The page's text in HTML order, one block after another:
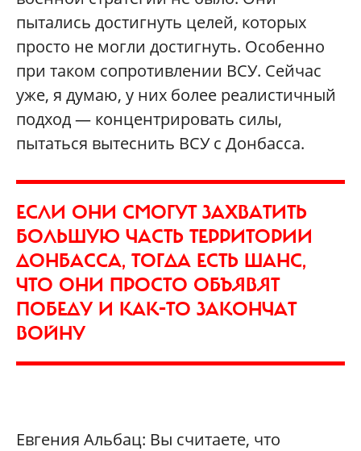
пытались достигнуть целей, которых
просто не могли достигнуть. Особенно
при таком сопротивлении ВСУ. Сейчас
уже, я думаю, у них более реалистичный
подход — концентрировать силы,
пытаться вытеснить ВСУ с Донбасса.
ЕСЛИ ОНИ СМОГУТ ЗАХВАТИТЬ
БОЛЬШУЮ ЧАСТЬ ТЕРРИТОРИИ
ДОНБАССА, ТОГДА ЕСТЬ ШАНС,
ЧТО ОНИ ПРОСТО ОБЪЯВЯТ
ПОБЕДУ И КАК-ТО ЗАКОНЧАТ
ВОЙНУ
Евгения Альбац: Вы считаете, что